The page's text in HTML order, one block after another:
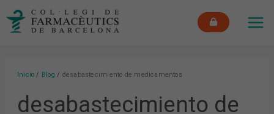
Inicio Blog desabastecimiento de medicamentos
desabastecimiento de